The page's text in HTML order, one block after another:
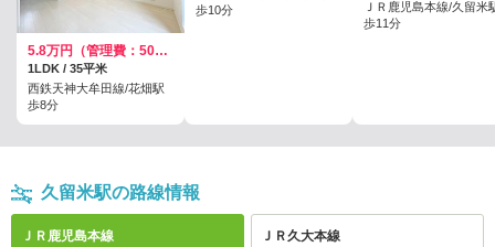
5.8万円（管理費：5000円）
1LDK / 35平米
西鉄天神大牟田線/花畑駅
歩8分
歩10分
ＪＲ鹿児島本線/久留米
歩11分
久留米駅の路線情報
ＪＲ鹿児島本線 ＪＲ久大本線